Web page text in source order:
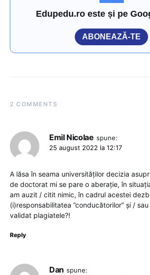
Edupedu.ro este și pe
ABONEAZĂ-TE
2 COMMENTS
Emil Nicolae spune:
25 august 2022 la 12:17
A lăsa în seama universităților decizia
de doctorat mi se pare o aberație, în
am auzit / citit nimic, în cadrul acestei
(i)responsabilitatea ”conducătorilor” și /
validat plagiatele?!
Reply
Dan spune: